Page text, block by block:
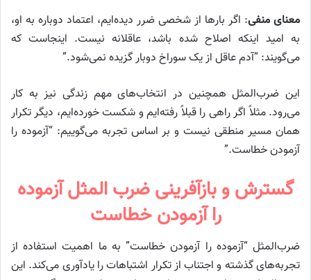
معنای منفی: اگر بارها از شخصی ضرر دیده‌ایم، اعتماد دوباره به او،
به امید اینکه اصلاح شده باشد، عاقلانه نیست. اینجاست که
می‌گویند: “آدم عاقل از یک سوراخ دوبار گزیده نمی‌شود.”
این ضرب‌المثل همچنین در انتخاب‌های مهم زندگی نیز به کار
می‌رود. مثلاً اگر راهی را قبلاً رفته‌ایم و شکست خورده‌ایم، دیگر تکرار
همان مسیر منطقی نیست و بر اساس تجربه می‌گوییم: “آزموده را
آزمودن خطاست.”
گسترش و بازآفرینی ضرب المثل آزموده
را آزمودن خطاست
ضرب‌المثل “آزموده را آزمودن خطاست” به ما اهمیت استفاده از
تجربه‌های گذشته و اجتناب از تکرار اشتباهات را یادآوری می‌کند. این